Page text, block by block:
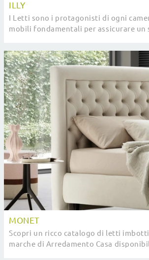
ILLY
I Letti sono i protagonisti di ogni
mobili fondamentali per assicurare
MONET
Scopri un ricco catalogo di letti
marche di Arredamento Casa